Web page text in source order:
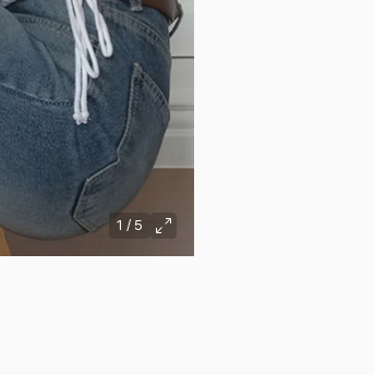
1 / 5